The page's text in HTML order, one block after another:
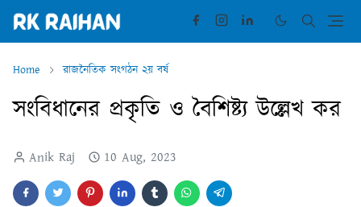
Home রাজনৈতিক সংগঠন ২য় বর্ষ
সংবিধানের প্রকৃতি ও বৈশিষ্ট্য উল্লেখ কর
Anik Raj 10 Aug, 2023